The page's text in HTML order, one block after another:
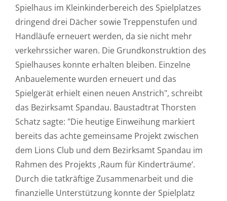
Spielhaus im Kleinkinderbereich des Spielplatzes
dringend drei Dächer sowie Treppenstufen und
Handläufe erneuert werden, da sie nicht mehr
verkehrssicher waren. Die Grundkonstruktion des
Spielhauses konnte erhalten bleiben. Einzelne
Anbauelemente wurden erneuert und das
Spielgerät erhielt einen neuen Anstrich", schreibt
das Bezirksamt Spandau. Baustadtrat Thorsten
Schatz sagte: "Die heutige Einweihung markiert
bereits das achte gemeinsame Projekt zwischen
dem Lions Club und dem Bezirksamt Spandau im
Rahmen des Projekts ‚Raum für Kinderträume‘.
Durch die tatkräftige Zusammenarbeit und die
finanzielle Unterstützung konnte der Spielplatz